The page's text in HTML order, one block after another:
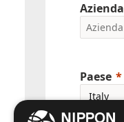
Azienda
Paese